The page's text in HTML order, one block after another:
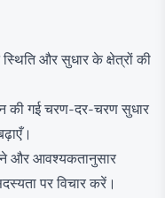
और सुधार के क्षेत्रों की
की गई चरण-दर-चरण सुधार
और आवश्यकतानुसार
पर विचार करें।